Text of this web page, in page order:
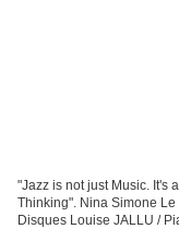
"Jazz is not just Music. It's
Thinking". Nina Simone
Disques Louise JALLU /